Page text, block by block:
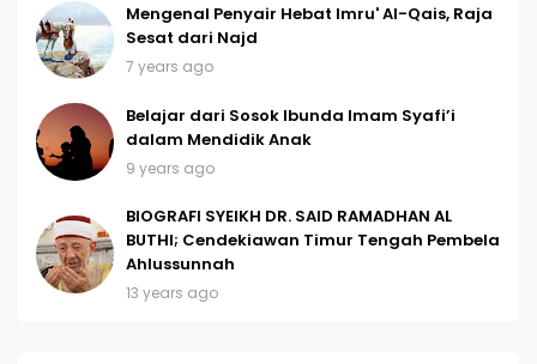
Mengenal Penyair Hebat Imru' Al-Qais, Raja
Sesat dari Najd
7 years ago
Belajar dari Sosok Ibunda Imam Syafi’i
dalam Mendidik Anak
9 years ago
BIOGRAFI SYEIKH DR. SAID RAMADHAN AL
BUTHI; Cendekiawan Timur Tengah Pembela
Ahlussunnah
13 years ago